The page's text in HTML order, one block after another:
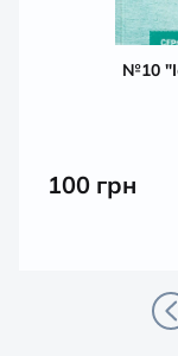
№10
100 грн